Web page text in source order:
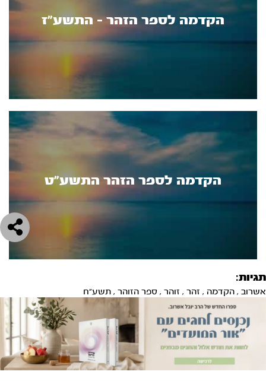
הקדמה לספר הזהר - התשע"ז
הקדמה לספר הזהר התשע"ט
תגיות:
אשרוב , הקדמה , זהר , זוהר , ספר הזוהר , תשע"ח